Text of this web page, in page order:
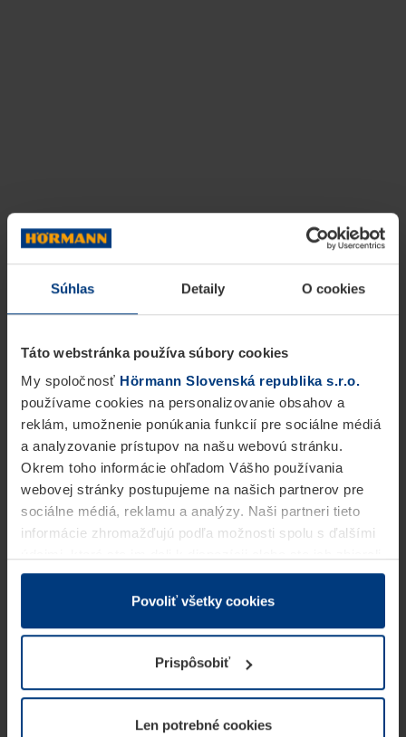
Súhlas Detaily O cookies
Táto webstránka používa súbory cookies
My spoločnosť Hörmann Slovenská republika s.r.o.
používame cookies na personalizovanie obsahov a
reklám, umožnenie ponúkania funkcií pre sociálne médiá
a analyzovanie prístupov na našu webovú stránku.
Okrem toho informácie ohľadom Vášho používania
webovej stránky postupujeme na našich partnerov pre
sociálne médiá, reklamu a analýzy. Naši partneri tieto
informácie zhromažďujú podľa možnosti spolu s ďalšími
v rámci Vášho využívania služieb.
Z právneho hľadiska môžeme cookies ukladať na Vašom
prevádzku tejto stránky. Pre všetky ostatné typy cookie
potrebujeme Vaše povolenie. Vaše povolenie môžete
kedykoľvek zmeniť alebo odvolať vo vysvetlení cookie
našej webovej stránky.
Povoliť všetky cookies
Prispôsobiť
Len potrebné cookies